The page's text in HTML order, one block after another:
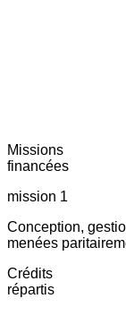
Missions
financées
mission 1
Conception,
menées
Crédits
répartis